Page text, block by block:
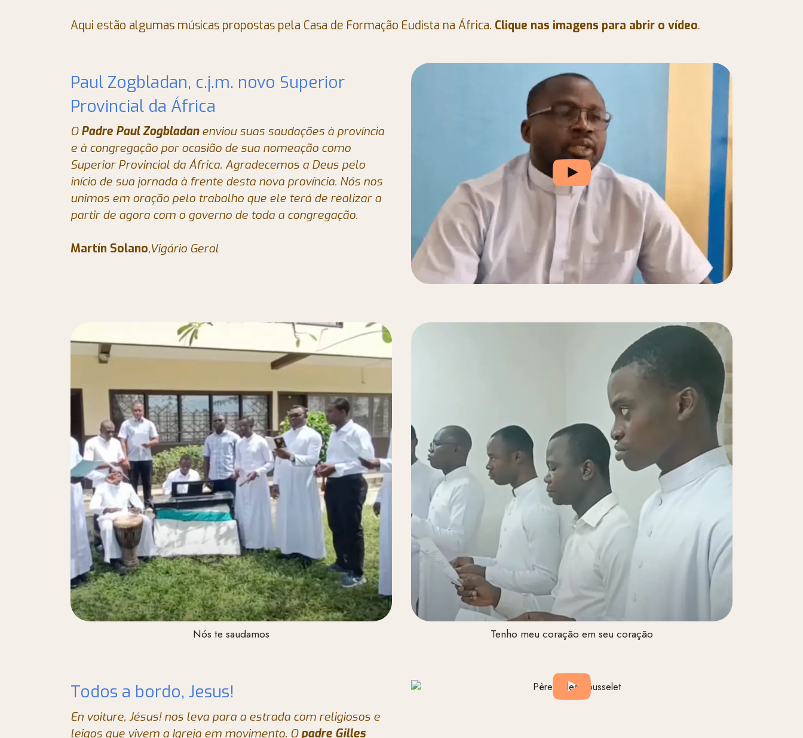
Aqui estão algumas músicas propostas pela Casa de Formação Eudista na África. Clique nas imagens para abrir o vídeo.
Paul Zogbladan, c.j.m. novo Superior
Provincial da África
O Padre Paul Zogbladanenviou suas saudações à província
e à congregação por ocasião de sua nomeação como
Superior Provincial da África. Agradecemos a Deus pelo
início de sua jornada à frente desta nova província. Nós nos
unimos em oração pelo trabalho que ele terá de realizar a
partir de agora com o governo de toda a congregação.
Martín Solano,Vigário Geral
Tenho meu coração em seu coração
Nós te saudamos
Todos a bordo, Jesus!
En voiture, Jésus! nos leva para a estrada com religiosos e
leigos que vivem a Igreja em movimento. O padre Gilles